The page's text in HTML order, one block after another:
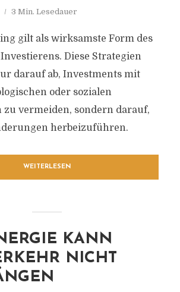
3 Min. Lesedauer
gilt als wirksamste Form des
Diese Strategien
darauf ab, Investments mit
oder sozialen
vermeiden, sondern darauf,
herbeizuführen.
WEITERLESEN
KANN
NICHT